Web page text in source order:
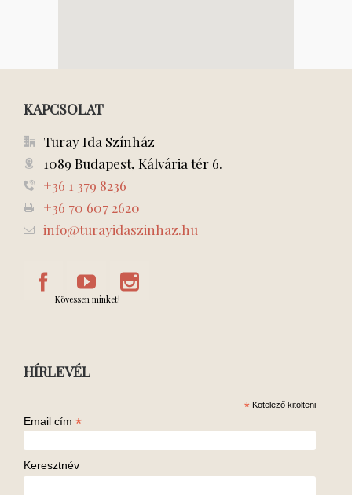
KAPCSOLAT
Turay Ida Színház
1089 Budapest, Kálvária tér 6.
+36 1 379 8236
+36 70 607 2620
info@turayidaszinhaz.hu
Kövessen minket!
HÍRLEVÉL
* Kötelező kitölteni
Email cím *
Keresztnév